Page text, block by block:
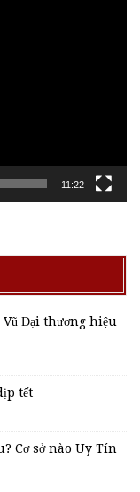
11:22
Đại thương hiệu
tết
Cơ sở nào Uy Tín